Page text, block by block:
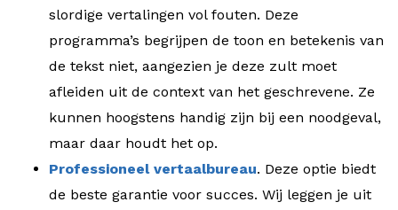
slordige vertalingen vol fouten. Deze
programma’s begrijpen de toon en betekenis van
de tekst niet, aangezien je deze zult moet
afleiden uit de context van het geschrevene. Ze
kunnen hoogstens handig zijn bij een noodgeval,
maar daar houdt het op.
Professioneel vertaalbureau. Deze optie biedt
de beste garantie voor succes. Wij leggen je uit